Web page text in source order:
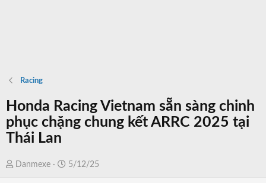
Racing
Honda Racing Vietnam sẵn sàng chinh
phục chặng chung kết ARRC 2025 tại
Thái Lan
T
Danmexe
N
5/12/25